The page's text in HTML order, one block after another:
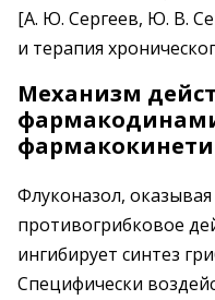
[А. Ю. Сергеев, Ю. В.
и терапия
Механизм
Флуконазол,
противогрибковое
ингибирует синтез
Специфически